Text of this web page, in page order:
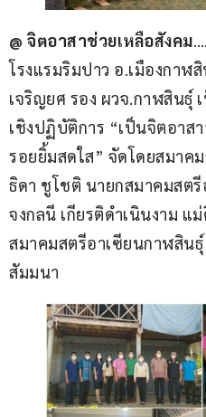
@ จิตอาสาช่วยเหลือสังคม
โรงแรมริมปาว อ.เมืองกา
เจริญยศ รอง ผวจ.กาฬสินธุ์
เชิงปฏิบัติการ “เป็นจิตอาส
รอยยิ้มสดใส” จัดโดยสมาค
ธิดา ชูโชติ นายกสมาคมสต
จงกลนี เกียรติดำเนินงาม
สมาคมสตรีอาเซียนกาฬสิน
สัมมนา